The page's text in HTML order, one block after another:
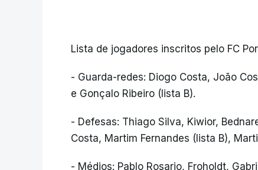
Lista de jogadores inscritos pelo FC
- Guarda-redes: Diogo Costa, João
e Gonçalo Ribeiro (lista B).
- Defesas: Thiago Silva, Kiwior,
Costa, Martim Fernandes (lista B),
- Médios: Pablo Rosario, Froholdt,